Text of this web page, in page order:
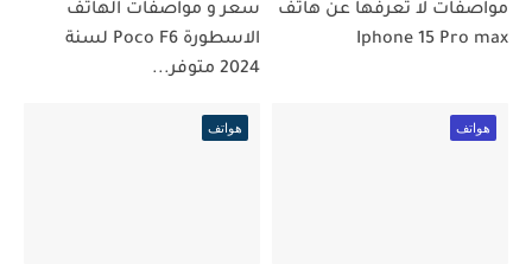
مواصفات لا تعرفها عن هاتف
Iphone 15 Pro max
سعر و مواصفات الهاتف
الاسطورة Poco F6 لسنة
2024 متوفر...
هواتف هواتف